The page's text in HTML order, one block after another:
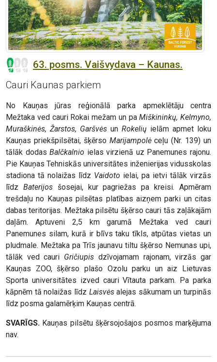
63. posms. Vaišvydava – Kaunas.
Cauri Kaunas parkiem
No Kauņas jūras reģionālā parka apmeklētāju centra
Mežtaka ved cauri Rokai mežam un paMiškininkų, Kelmyno,
Muraškinės, Žarstos, Garšvės un Rokelių ielām apmet loku
Kauņas priekšpilsētai, šķērso Marijampolėceļu (Nr. 139) un
tālāk dodasBalčkalnio ielas virzienā uz Panemunes rajonu.
Pie Kauņas Tehniskās universitātes inženierijas vidusskolas
stadiona tā nolaižas līdz Vaidoto ielai, pa ietvi tālāk virzās
līdz Baterijosšosejai, kur pagriežas pa kreisi. Apmēram
trešdaļu no Kauņas pilsētas platības aizņem parki un citas
dabas teritorijas. Mežtaka pilsētu šķērso cauri tās zaļākajām
daļām. Aptuveni 2,5 km garumā Mežtaka ved cauri
Panemunes silam, kurā ir blīvs taku tīkls, atpūtas vietas un
pludmale. Mežtaka pa Trīs jaunavu tiltu šķērso Nemunas upi,
tālāk ved cauri Gričiupis dzīvojamam rajonam, virzās gar
Kauņas ZOO, šķērso plašo Ozolu parku un aiz Lietuvas
Sporta universitātes izved cauri Vītauta parkam. Pa parka
kāpnēm tā nolaižas līdz Laisvėsalejas sākumam un turpinās
līdz posma galamērķim Kauņas centrā.
SVARĪGS. Kauņas pilsētu šķērsojošajos posmos marķējuma
nav.